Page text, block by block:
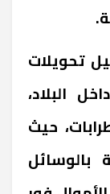
تحويلات
البلاد،
حيث
بالوسائل